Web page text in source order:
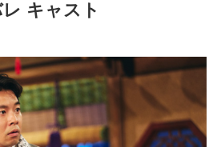
キャスト